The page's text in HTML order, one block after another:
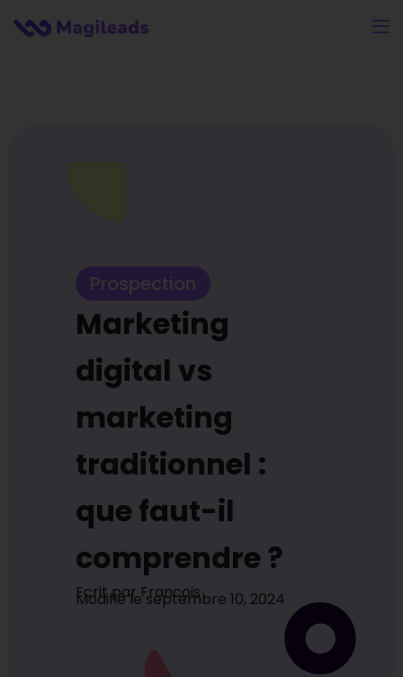
Prospection
Marketing
digital vs
marketing
traditionnel :
que faut-il
comprendre ?
Ecrit parFrancois
Modifié le septembre 10, 2024